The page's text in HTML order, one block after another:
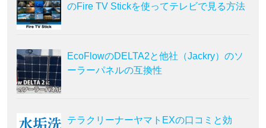
のFire TV Stickを使ってテレビで見る方法
EcoFlowのDELTA2と他社（Jackry）のソ
ーラーパネルの互換性
テラクリーナーヤマトEXの口コミと効